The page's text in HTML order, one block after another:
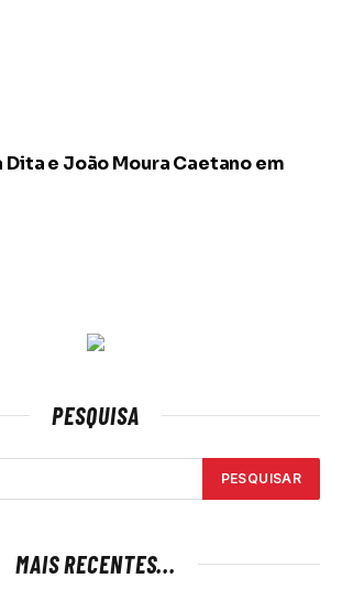
Dita e João Moura Caetano em
PESQUISA
MAIS RECENTES...